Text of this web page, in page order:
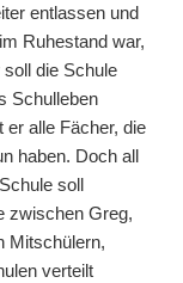
entlassen und
Ruhestand war,
die Schule
Schulleben
alle Fächer, die
haben. Doch all
soll
zwischen Greg,
Mitschülern,
verteilt